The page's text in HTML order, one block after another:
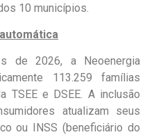
10 municípios.
de 2026, a Neoenergia
113.259 famílias
TSEE e DSEE. A inclusão
atualizam seus
ou INSS (beneficiário do